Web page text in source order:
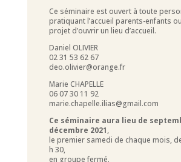
Ce séminaire est ouvert à toute
pratiquant l’accueil parents-enfants
projet d’ouvrir un lieu d’accueil.
Daniel OLIVIER
02 31 53 62 67
deo.olivier@orange.fr
Marie CHAPELLE
06 07 30 11 92
marie.chapelle.ilias@gmail.com
Ce séminaire aura lieu de
décembre 2021,
le premier samedi de chaque mois,
h 30,
en groupe fermé.